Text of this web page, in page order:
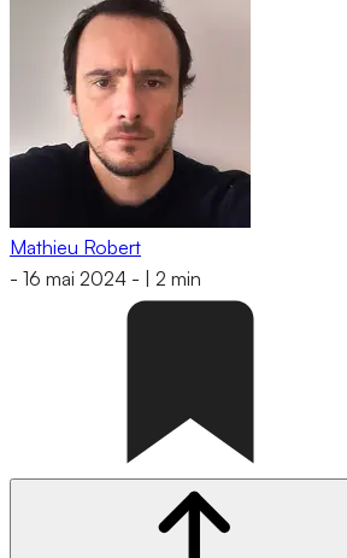
Mathieu Robert
- 16 mai 2024 - 2 min